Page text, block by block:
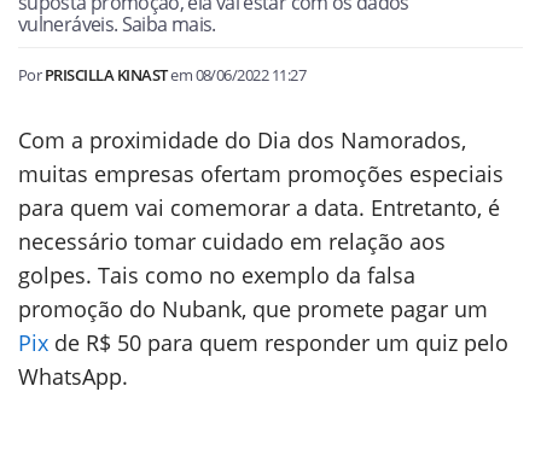
vulneráveis. Saiba mais.
PorPRISCILLA KINASTem08/06/2022 11:27
Com a proximidade do Dia dos Namorados,
muitas empresas ofertam promoções especiais
para quem vai comemorar a data. Entretanto, é
necessário tomar cuidado em relação aos
golpes. Tais como no exemplo da falsa
promoção do Nubank, que promete pagar um
Pix de R$ 50 para quem responder um quiz pelo
WhatsApp.